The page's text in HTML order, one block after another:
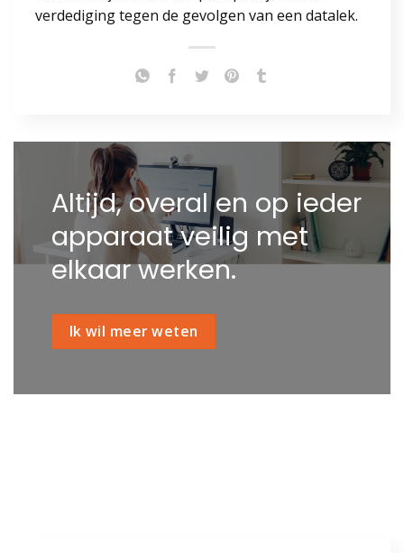
verdediging tegen de gevolgen van een datalek.
Altijd, overal en op ieder
apparaat veilig met
elkaar werken.
Ik wil meer weten